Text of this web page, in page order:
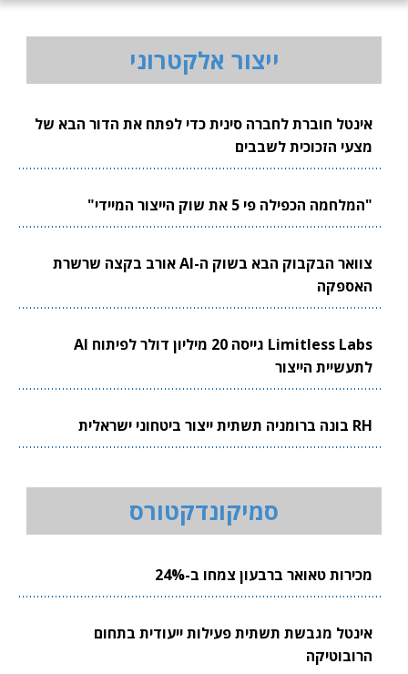
ייצור אלקטרוני
אינטל חוברת לחברה סינית כדי לפתח את הדור הבא של
מצעי הזכוכית לשבבים
"המלחמה הכפילה פי 5 את שוק הייצור המיידי"
צוואר הבקבוק הבא בשוק ה-AI אורב בקצה שרשרת
האספקה
Limitless Labs גייסה 20 מיליון דולר לפיתוח AI
לתעשיית הייצור
סמיקונדקטורס
מכירות טאואר ברבעון צמחו ב-24%
אינטל מגבשת תשתית פעילות ייעודית בתחום
הרובוטיקה